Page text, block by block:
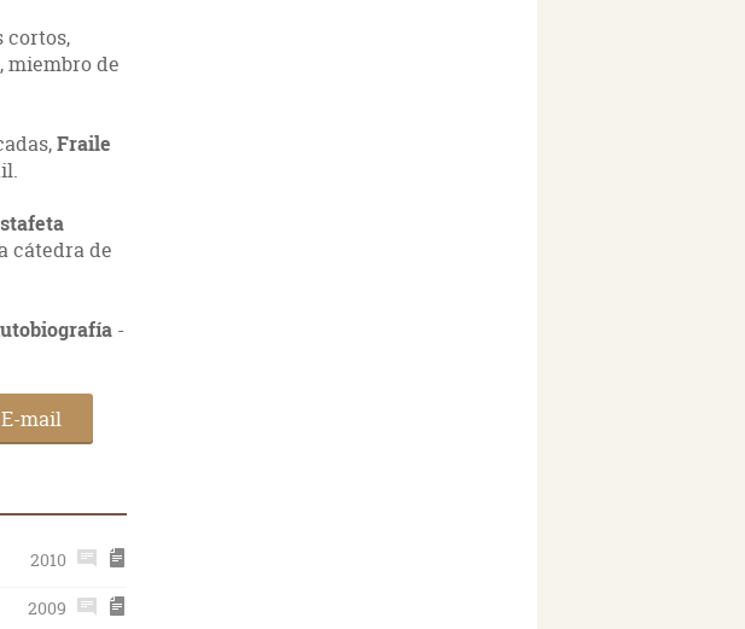
cortos,
miembro de
Fraile
cátedra de
-
E-mail
2010
2009